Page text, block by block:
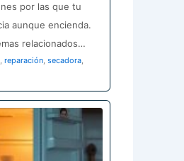
por las que tu
aunque encienda.
relacionados…
, reparación, secadora,